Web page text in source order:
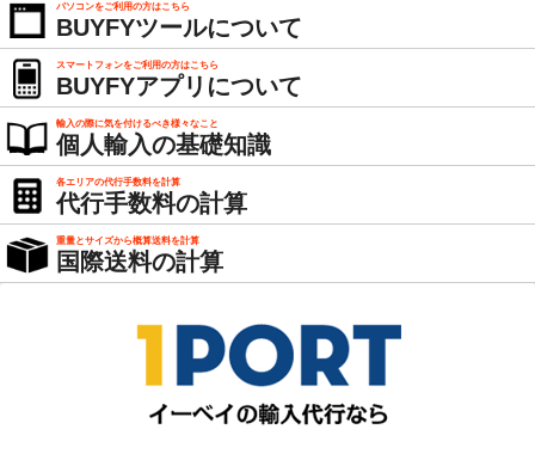
パソコンをご利用の方はこちら
BUYFYツールについて
スマートフォンをご利用の方はこちら
BUYFYアプリについて
輸入の際に気を付けるべき様々なこと
個人輸入の基礎知識
各エリアの代行手数料を計算
代行手数料の計算
重量とサイズから概算送料を計算
国際送料の計算